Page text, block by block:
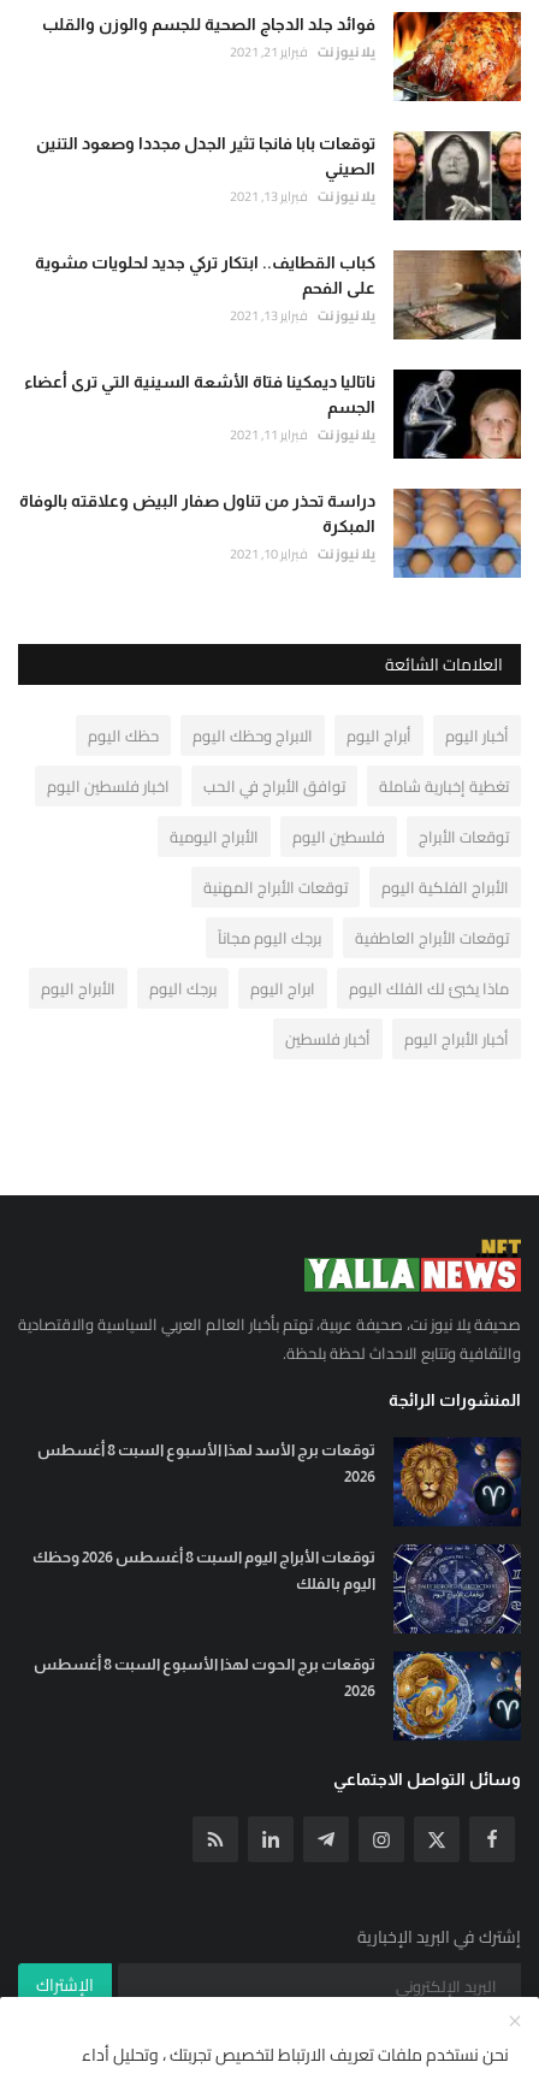
فوائد جلد الدجاج الصحية للجسم والوزن والقلب
يلا نيوز نت فبراير 21, 2021
توقعات بابا فانجا تثير الجدل مجددا وصعود التنين
الصيني
يلا نيوز نت فبراير 13, 2021
كباب القطايف.. ابتكار تركي جديد لحلويات مشوية
على الفحم
يلا نيوز نت فبراير 13, 2021
ناتاليا ديمكينا فتاة الأشعة السينية التي ترى أعضاء
الجسم
يلا نيوز نت فبراير 11, 2021
دراسة تحذر من تناول صفار البيض وعلاقته بالوفاة
المبكرة
يلا نيوز نت فبراير 10, 2021
العلامات الشائعة
أخبار اليوم أبراج اليوم الابراج وحظك اليوم
حظك اليوم
تغطية إخبارية شاملة
توافق الأبراج في الحب
اخبار فلسطين اليوم
توقعات الأبراج
فلسطين اليوم
الأبراج اليومية
الأبراج الفلكية اليوم
توقعات الأبراج المهنية
توقعات الأبراج العاطفية
برجك اليوم مجاناً
ماذا يخبئ لك الفلك اليوم
ابراج اليوم برجك اليوم
الأبراج اليوم
أخبار الأبراج اليوم
أخبار فلسطين
صحيفة يلا نيوز نت، صحيفة عربية، تهتم بأخبار العالم العربي السياسية والاقتصادية
والثقافية وتتابع الاحداث لحظة بلحظة.
المنشورات الرائجة
توقعات برج الأسد لهذا الأسبوع السبت 8 أغسطس
2026
توقعات الأبراج اليوم السبت 8 أغسطس 2026 وحظك
اليوم بالفلك
توقعات برج الحوت لهذا الأسبوع السبت 8 أغسطس
2026
وسائل التواصل الاجتماعي
إشترك في البريد الإخبارية
الإشتراك
نحن نستخدم ملفات تعريف الارتباط لتخصيص تجربتك ، وتحليل أداء